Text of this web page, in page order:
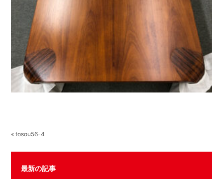
« tosou56-4
最新の記事